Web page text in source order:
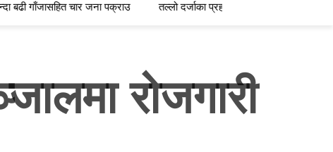
चार जना पक्राउ तल्लो दर्जाका प्रहरीमा बढ्दो असन्तुष्टि : सेवा छाड्ने प्रमुख
रोजगारी